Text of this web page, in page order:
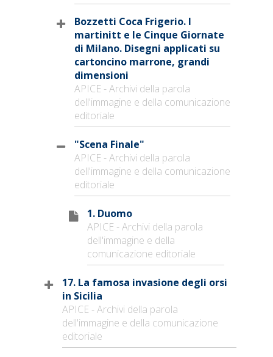
Bozzetti Coca Frigerio. I
martinitt e le Cinque Giornate
di Milano. Disegni applicati su
cartoncino marrone, grandi
dimensioni
APICE - Archivi della parola
dell'immagine e della comunicazione
editoriale
"Scena Finale"
APICE - Archivi della parola
dell'immagine e della comunicazione
editoriale
1. Duomo
APICE - Archivi della parola
dell'immagine e della
comunicazione editoriale
17. La famosa invasione degli orsi
in Sicilia
APICE - Archivi della parola
dell'immagine e della comunicazione
editoriale